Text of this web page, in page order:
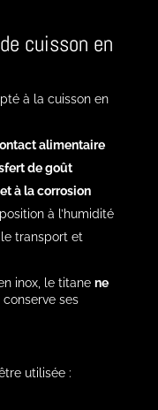
cuisson en
à la cuisson en
alimentaire
de goût
à la corrosion
à l’humidité
transport et
inox, le titane ne
conserve ses
utilisée :